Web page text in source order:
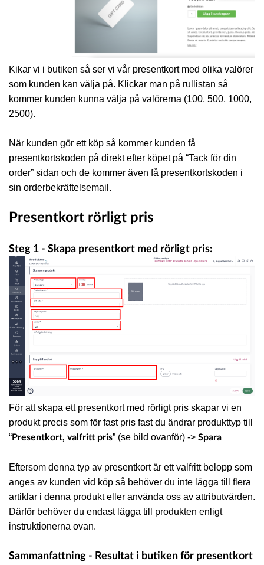
Kikar vi i butiken så ser vi vår presentkort med olika valörer
som kunden kan välja på. Klickar man på rullistan så
kommer kunden kunna välja på valörerna (100, 500, 1000,
2500).
När kunden gör ett köp så kommer kunden få
presentkortskoden på direkt efter köpet på “Tack för din
order” sidan och de kommer även få presentkortskoden i
sin orderbekräftelsemail.
Presentkort rörligt pris
Steg 1 - Skapa presentkort med rörligt pris:
För att skapa ett presentkort med rörligt pris skapar vi en
produkt precis som för fast pris fast du ändrar produkttyp till
“Presentkort, valfritt pris” (se bild ovanför) -> Spara
Eftersom denna typ av presentkort är ett valfritt belopp som
anges av kunden vid köp så behöver du inte lägga till flera
artiklar i denna produkt eller använda oss av attributvärden.
Därför behöver du endast lägga till produkten enligt
instruktionerna ovan.
Sammanfattning - Resultat i butiken för presentkort